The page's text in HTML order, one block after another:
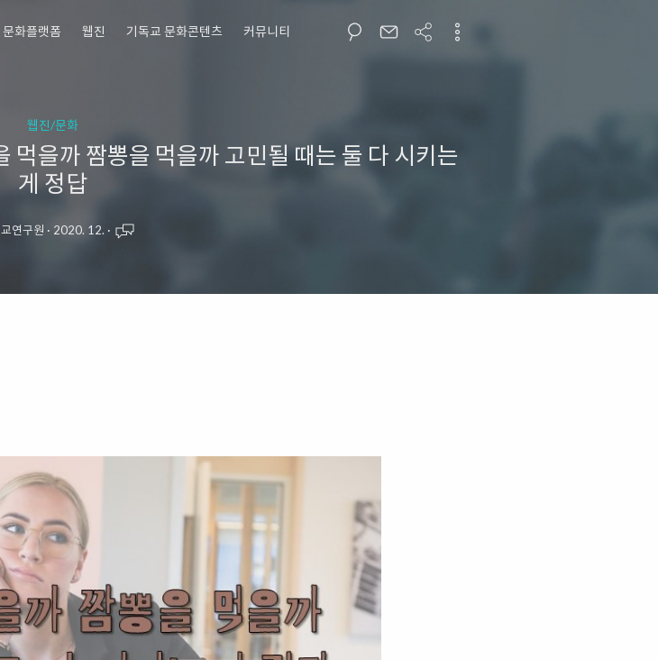
문화플랫폼 웹진 기독교 문화콘텐츠 커뮤니티
웹진/문화
을까 짬뽕을 먹을까 고민될 때는 둘 다 시키는
게 정답
연구원 · 2020. 12. ·